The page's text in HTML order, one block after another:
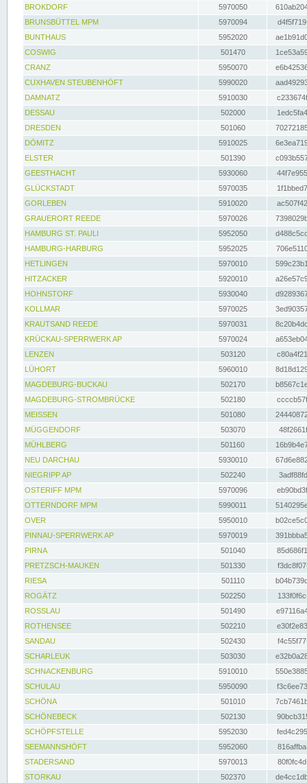
BROKDORF
5970050
BRUNSBÜTTEL MPM
5970094
BUNTHAUS
5952020
COSWIG
501470
CRANZ
5950070
CUXHAVEN STEUBENHÖFT
5990020
DAMNATZ
5910030
DESSAU
502000
DRESDEN
501060
DÖMITZ
5910025
ELSTER
501390
GEESTHACHT
5930060
GLÜCKSTADT
5970035
GORLEBEN
5910020
GRAUERORT REEDE
5970026
HAMBURG ST. PAULI
5952050
HAMBURG-HARBURG
5952025
HETLINGEN
5970010
HITZACKER
5920010
HOHNSTORF
5930040
KOLLMAR
5970025
KRAUTSAND REEDE
5970031
KRÜCKAU-SPERRWERK AP
5970024
LENZEN
503120
LÜHORT
5960010
MAGDEBURG-BUCKAU
502170
MAGDEBURG-STROMBRÜCKE
502180
MEISSEN
501080
MÜGGENDORF
503070
MÜHLBERG
501160
NEU DARCHAU
5930010
NIEGRIPP AP
502240
OSTERIFF MPM
5970096
OTTERNDORF MPM
5990011
OVER
5950010
PINNAU-SPERRWERK AP
5970019
PIRNA
501040
PRETZSCH-MAUKEN
501330
RIESA
501110
ROGÄTZ
502250
ROSSLAU
501490
ROTHENSEE
502210
SANDAU
502430
SCHARLEUK
503030
SCHNACKENBURG
5910010
SCHULAU
5950090
SCHÖNA
501010
SCHÖNEBECK
502130
SCHÖPFSTELLE
5952030
SEEMANNSHÖFT
5952060
STADERSAND
5970013
STORKAU
502370